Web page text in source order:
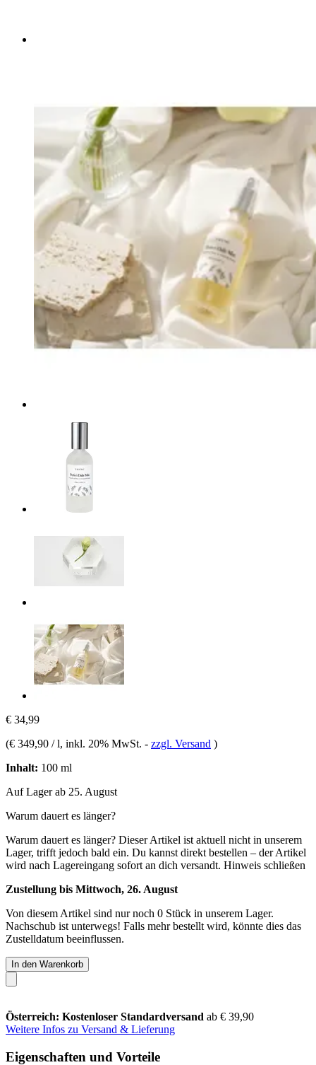
€ 34,99
(€ 349,90 / l, inkl. 20% MwSt. - zzgl. Versand )
Inhalt: 100 ml
Auf Lager ab 25. August
Warum dauert es länger?
Warum dauert es länger? Dieser Artikel ist aktuell nicht in unserem
Lager, trifft jedoch bald ein. Du kannst direkt bestellen – der Artikel
wird nach Lagereingang sofort an dich versandt. Hinweis schließen
Zustellung bis Mittwoch, 26. August
Von diesem Artikel sind nur noch 0 Stück in unserem Lager.
Nachschub ist unterwegs! Falls mehr bestellt wird, könnte dies das
Zustelldatum beeinflussen.
In den Warenkorb
Österreich: Kostenloser Standardversand ab € 39,90
Weitere Infos zu Versand & Lieferung
Eigenschaften und Vorteile